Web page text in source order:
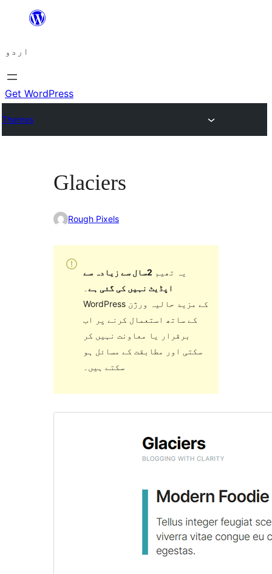
چھوڑیں
پر
جائیں
اردو
Get WordPress
Themes
Glaciers
Rough Pixels
یہ تھیم
2سال سے زیادہ سے
اپڈیٹ نہیں کی گئی ہے
WordPress کے مزید حالیہ ورژن
کے ساتھ استعمال کرنے پر اب
برقرار یا معاونت نہیں کر
سکتی اور مطابقت کے مسائل ہو
سکتے ہیں۔